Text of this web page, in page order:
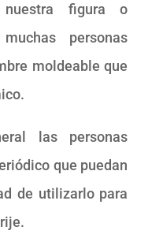
figura o
personas
moldeable que
las personas
que puedan
de utilizarlo para